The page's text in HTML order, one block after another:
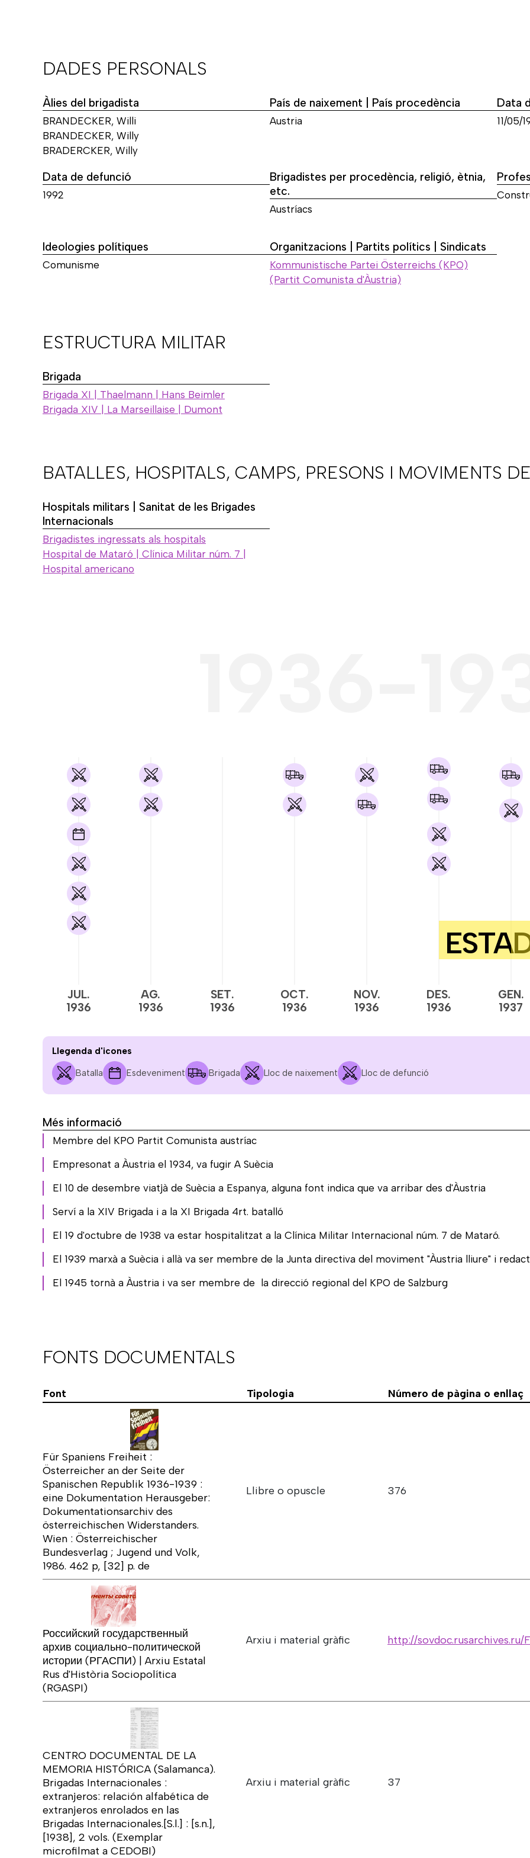
DADES PERSONALS
Àlies del brigadista
BRANDECKER, Willi
BRANDECKER, Willy
BRADERCKER, Willy
País de naixement | País procedència
Austria
Data
11/05/
Data de defunció
1992
Brigadistes per procedència, religió, ètnia,
etc.
Austríacs
Ideologies polítiques
Comunisme
Organitzacions | Partits polítics | Sindicats
Kommunistische Partei Österreichs (KPO)
(Partit Comunista d'Àustria)
ESTRUCTURA MILITAR
Brigada
Brigada XI | Thaelmann | Hans Beimler
Brigada XIV | La Marseillaise | Dumont
BATALLES, HOSPITALS, CAMPS, PRESONS I MOVIMENTS
Hospitals militars | Sanitat de les Brigades
Internacionals
Brigadistes ingressats als hospitals
Hospital de Mataró | Clínica Militar núm. 7 |
Hospital americano
JUL.
1936
AG.
1936
SET.
1936
OCT.
1936
NOV.
1936
DES.
1936
GEN.
1937
Llegenda d'icones
Batalla Esdeveniment Brigada Lloc de naixement Lloc de defunció
Més informació
Membre del KPO Partit Comunista austríac
Empresonat a Àustria el 1934, va fugir A Suècia
El 10 de desembre viatjà de Suècia a Espanya, alguna font indica que va arribar des d'Àustria
Serví a la XIV Brigada i a la XI Brigada 4rt. batalló
El 19 d'octubre de 1938 va estar hospitalitzat a la Clínica Militar Internacional núm. 7 de Mataró.
El 1939 marxà a Suècia i allà va ser membre de la Junta directiva del moviment "Àustria lliure" i
El 1945 tornà a Àustria i va ser membre de la direcció regional del KPO de Salzburg
FONTS DOCUMENTALS
Font Tipologia Número de pàgina o enllaç
Für Spaniens Freiheit :
Österreicher an der Seite der
Spanischen Republik 1936-1939 :
eine Dokumentation Herausgeber:
Dokumentationsarchiv des
österreichischen Widerstanders.
Wien : Österreichischer
Bundesverlag ; Jugend und Volk,
1986. 462 p, [32] p. de
Llibre o opuscle 376
Российский государственный
архив социально-политической
истории (РГАСПИ) | Arxiu Estatal
Rus d'Història Sociopolítica
(RGASPI)
Arxiu i material gràfic http://sovdoc.rusarchives.ru/
CENTRO DOCUMENTAL DE LA
MEMORIA HISTÓRICA (Salamanca).
Brigadas Internacionales :
extranjeros: relación alfabética de
extranjeros enrolados en las
Brigadas Internacionales.[S.l.] : [s.n.],
[1938], 2 vols. (Exemplar
microfilmat a CEDOBI)
Arxiu i material gràfic 37